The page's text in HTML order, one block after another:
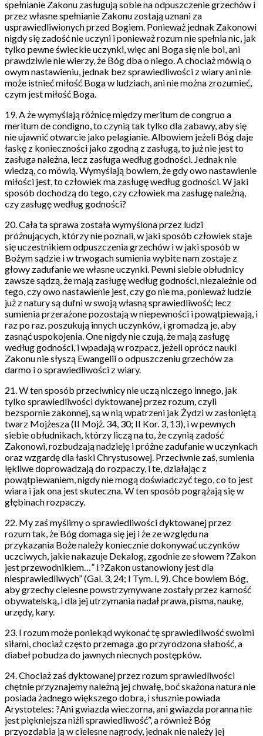
spełnianie Zakonu zasługują sobie na odpuszczenie grzechów i
przez własne spełnianie Zakonu zostają uznani za
usprawiedliwionych przed Bogiem. Ponieważ jednak Zakonowi
nigdy się zadość nie uczyni i ponieważ rozum nie spełnia nic, jak
tylko pewne świeckie uczynki, więc ani Boga się nie boi, ani
prawdziwie nie wierzy, że Bóg dba o niego. A chociaż mówią o
owym nastawieniu, jednak bez sprawiedliwości z wiary ani nie
może istnieć miłość Boga w ludziach, ani nie można zrozumieć,
czym jest miłość Boga.
19. A że wymyślają różnicę między meritum de congruo a
meritum de condigno, to czynią tak tylko dla zabawy, aby się
nie ujawnić otwarcie jako pelagianie. Albowiem jeżeli Bóg daje
łaskę z konieczności jako zgodną z zasługą, to już nie jest to
zasługa należna, lecz zasługa według godności. Jednak nie
wiedzą, co mówią. Wymyślają bowiem, że gdy owo nastawienie
miłości jest, to człowiek ma zasługę według godności. W jaki
sposób dochodzą do tego, czy człowiek ma zasługę należną,
czy zasługę według godności?
20. Cała ta sprawa została wymyślona przez ludzi
próżnujących, którzy nie poznali, w jaki sposób człowiek staje
się uczestnikiem odpuszczenia grzechów i w jaki sposób w
Bożym sądzie i w trwogach sumienia wybite nam zostaje z
głowy zadufanie we własne uczynki. Pewni siebie obłudnicy
zawsze sądzą, że mają zasługę według godności, niezależnie od
tego, czy owo nastawienie jest, czy go nie ma, ponieważ ludzie
już z natury są dufni w swoją własną sprawiedliwość; lecz
sumienia przerażone pozostają w niepewności i powątpiewają, i
raz po raz. poszukują innych uczynków, i gromadzą je, aby
zasnąć uspokojenia. One nigdy nie czują, że mają zasługę
według godności, i wpadają w rozpacz, jeżeli oprócz nauki
Zakonu nie słyszą Ewangelii o odpuszczeniu grzechów za
darmo i o sprawiedliwości z wiary.
21. W ten sposób przeciwnicy nie uczą niczego innego, jak
tylko sprawiedliwości dyktowanej przez rozum, czyli
bezspornie zakonnej, są w nią wpatrzeni jak Żydzi w zasłoniętą
twarz Mojżesza (II Mojż. 34, 30; II Kor. 3, 13), i w pewnych
siebie obłudnikach, którzy liczą na to, że czynią zadość
Zakonowi, rozbudzają nadzieję i próżne zadufanie w uczynkach
oraz wzgardę dla łaski Chrystusowej. Przeciwnie zaś, sumienia
lękliwe doprowadzają do rozpaczy, i te, działając z
powątpiewaniem, nigdy nie mogą doświadczyć tego, co to jest
wiara i jak ona jest skuteczna. W ten sposób pogrążają się w
głębinach rozpaczy.
22. My zaś myślimy o sprawiedliwości dyktowanej przez
rozum tak, że Bóg domaga się jej i że ze względu na
przykazania Boże należy koniecznie dokonywać uczynków
uczciwych, jakie nakazuje Dekalog, zgodnie ze słowem ?Zakon
jest przewodnikiem…” i ?Zakon ustanowiony jest dla
niesprawiedliwych” (Gal. 3, 24; I Tym. l, 9). Chce bowiem Bóg,
aby grzechy cielesne powstrzymywane zostały przez karność
obywatelską, i dla jej utrzymania nadał prawa, pisma, naukę,
urzędy, kary.
23. I rozum może poniekąd wykonać tę sprawiedliwość swoimi
siłami, chociaż często przemaga .go przyrodzona słabość, a
diabeł pobudza do jawnych niecnych postępków.
24. Chociaż zaś dyktowanej przez rozum sprawiedliwości
chętnie przyznajemy należną jej chwałę, boć skażona natura nie
posiada żadnego większego dobra, i słusznie powiada
Arystoteles: ?Ani gwiazda wieczorna, ani gwiazda poranna nie
jest piękniejsza niźli sprawiedliwość”, a również Bóg
przyozdabia ją w cielesne nagrody, jednak nie należy jej